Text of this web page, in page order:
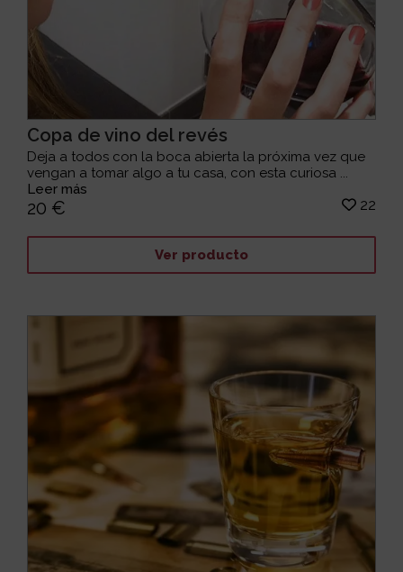
Copa de vino del revés
Deja a todos con la boca abierta la próxima vez que
vengan a tomar algo a tu casa, con esta curiosa ...
Leer más
20 € 22
Ver producto